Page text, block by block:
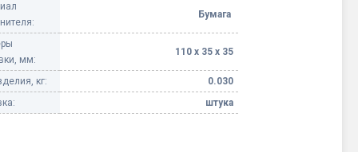
Бумага
мм:
110 х 35 х 35
кг:
0.030
штука